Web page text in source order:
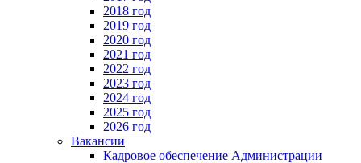
2018 год
2019 год
2020 год
2021 год
2022 год
2023 год
2024 год
2025 год
2026 год
Вакансии
Кадровое обеспечение Администрации